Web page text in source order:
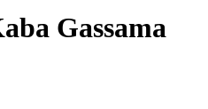
Gassama